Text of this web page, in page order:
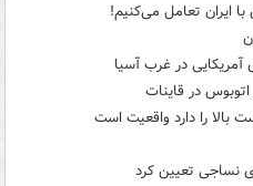
ایران تعامل می‌کنیم!
آمریکایی در غرب آسیا
بالا را دارد واقعیت است
نساجی تعیین کرد